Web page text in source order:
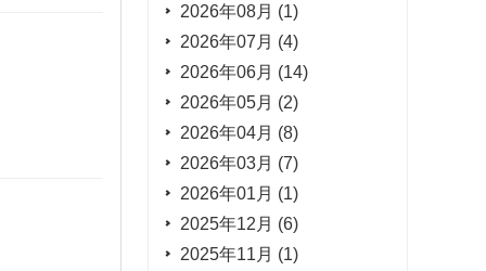
2026年08月 (1)
2026年07月 (4)
2026年06月 (14)
2026年05月 (2)
2026年04月 (8)
2026年03月 (7)
2026年01月 (1)
2025年12月 (6)
2025年11月 (1)